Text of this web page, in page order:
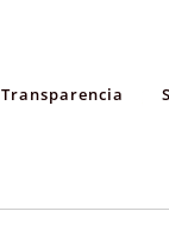
Transparencia